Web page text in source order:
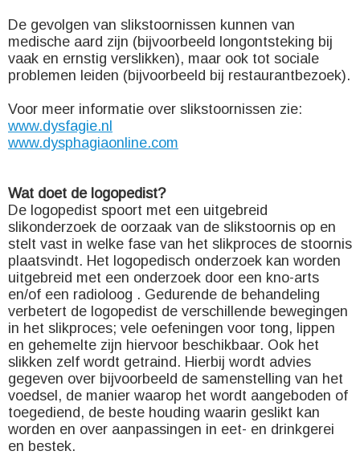
De gevolgen van slikstoornissen kunnen van
medische aard zijn (bijvoorbeeld longontsteking bij
vaak en ernstig verslikken), maar ook tot sociale
problemen leiden (bijvoorbeeld bij restaurantbezoek).
Voor meer informatie over slikstoornissen zie:
www.dysfagie.nl
www.dysphagiaonline.com
Wat doet de logopedist?
De logopedist spoort met een uitgebreid
slikonderzoek de oorzaak van de slikstoornis op en
stelt vast in welke fase van het slikproces de stoornis
plaatsvindt. Het logopedisch onderzoek kan worden
uitgebreid met een onderzoek door een kno-arts
en/of een radioloog . Gedurende de behandeling
verbetert de logopedist de verschillende bewegingen
in het slikproces; vele oefeningen voor tong, lippen
en gehemelte zijn hiervoor beschikbaar. Ook het
slikken zelf wordt getraind. Hierbij wordt advies
gegeven over bijvoorbeeld de samenstelling van het
voedsel, de manier waarop het wordt aangeboden of
toegediend, de beste houding waarin geslikt kan
worden en over aanpassingen in eet- en drinkgerei
en bestek.